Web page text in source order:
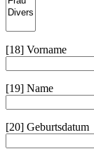
[18] Vorname
[19] Name
[20] Geburtsdatum